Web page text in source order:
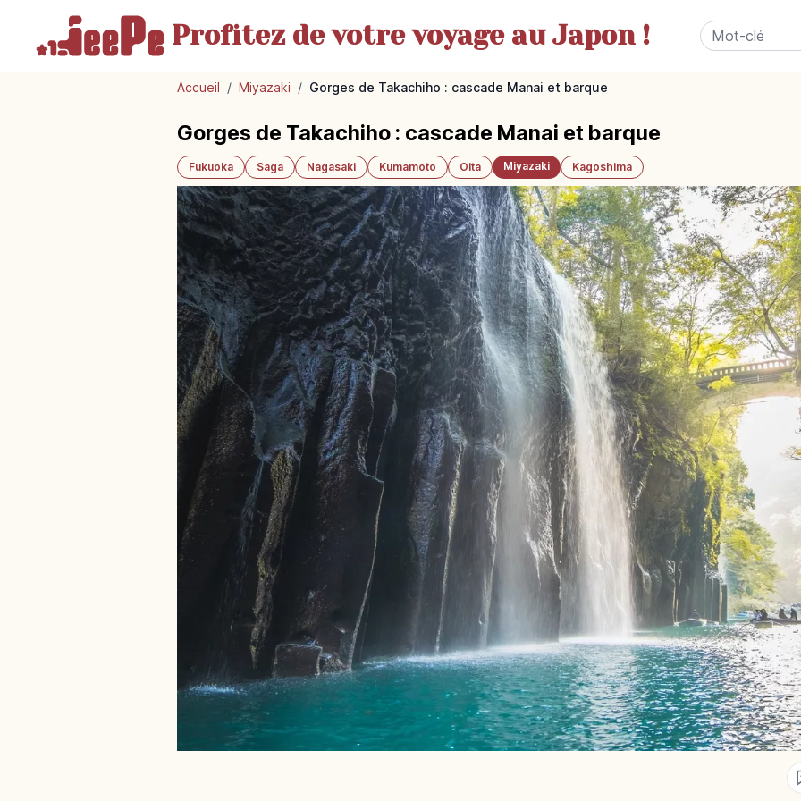
Profitez de votrevoyage au Japon !
Accueil / Miyazaki / Gorges de Takachiho : cascade Manai et barque
Gorges de Takachiho : cascade Manai et barque
Fukuoka Saga Nagasaki Kumamoto Oita Miyazaki Kagoshima